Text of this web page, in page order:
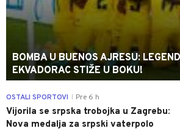
BOMBA U BUENOS AJRESU:
EKVADORAC STIŽE U BOKU!
OSTALI SPORTOVI Pre 6 h
Vijorila se srpska trobojka u Zagrebu:
Nova medalja za srpski vaterpolo